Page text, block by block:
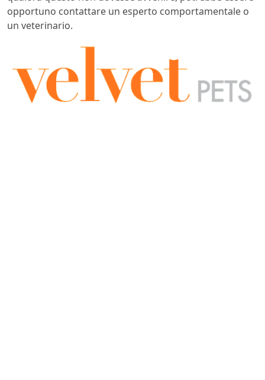
opportuno contattare un esperto comportamentale o
un veterinario.